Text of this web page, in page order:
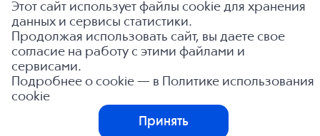
Этот сайт использует файлы cookie для хранения
данных и сервисы статистики.
Продолжая использовать сайт, вы даете свое
согласие на работу с этими файлами и
сервисами.
Подробнее о cookie — в
Политике использования
cookie
Принять